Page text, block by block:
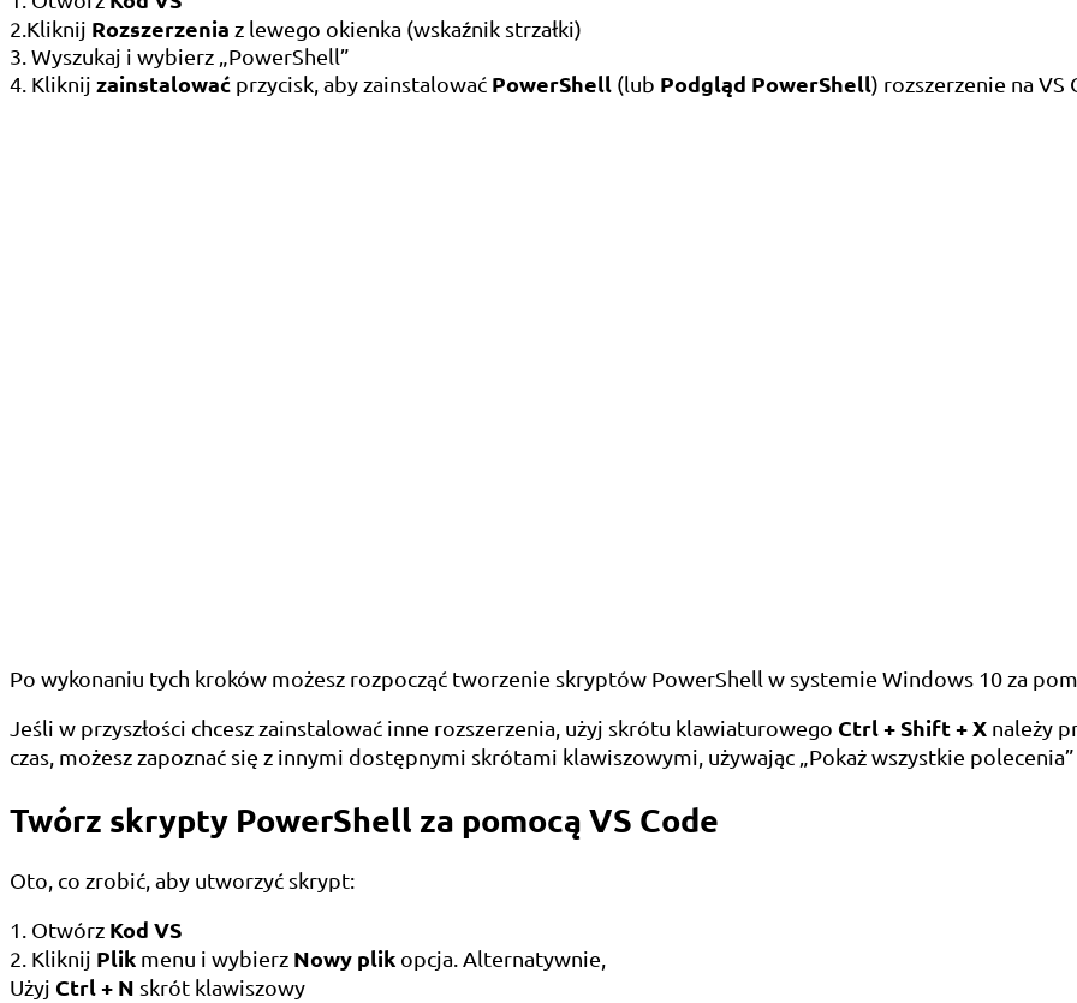
2.Kliknij Rozszerzenia z lewego okienka (wskaźnik strzałki)
3. Wyszukaj i wybierz „PowerShell”
4. Kliknij zainstalować przycisk, aby zainstalować PowerShell (lub Podgląd PowerShell) rozszerzenie na VS
Po wykonaniu tych kroków możesz rozpocząć tworzenie skryptów PowerShell w systemie Windows 10 za
Jeśli w przyszłości chcesz zainstalować inne rozszerzenia, użyj skrótu klawiaturowego Ctrl + Shift + X należy
czas, możesz zapoznać się z innymi dostępnymi skrótami klawiszowymi, używając „Pokaż wszystkie
Twórz skrypty PowerShell za pomocą VS Code
Oto, co zrobić, aby utworzyć skrypt:
1. Otwórz Kod VS
2. Kliknij Plik menu i wybierz Nowy plik opcja. Alternatywnie,
Użyj Ctrl + N skrót klawiszowy